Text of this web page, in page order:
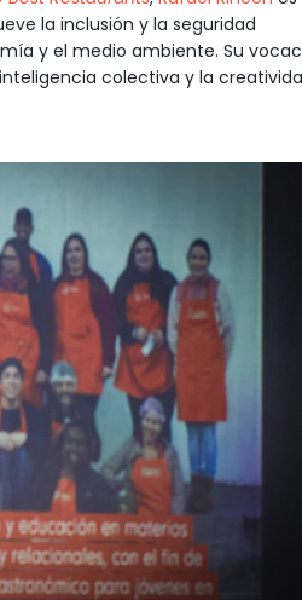
la inclusión y la seguridad
y el medio ambiente. Su
colectiva y la